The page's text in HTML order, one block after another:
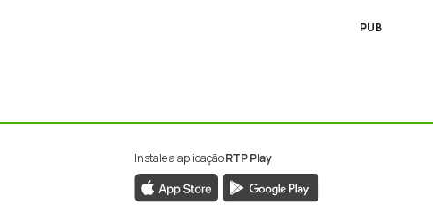
PUB
Instale a aplicaçãoRTP Play